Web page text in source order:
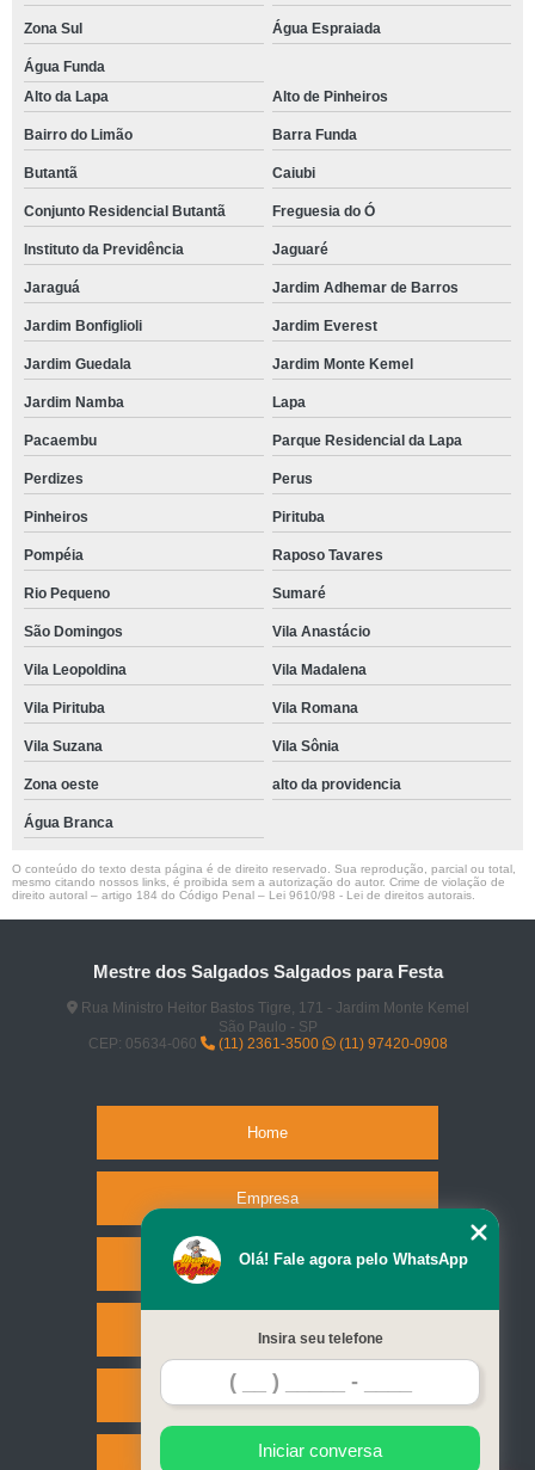
Zona Sul Água Espraiada
Água Funda
Alto da Lapa
Alto de Pinheiros
Bairro do Limão Barra Funda
Butantã Caiubi
Conjunto Residencial Butantã Freguesia do Ó
Instituto da Previdência Jaguaré
Jaraguá Jardim Adhemar de Barros
Jardim Bonfiglioli Jardim Everest
Jardim Guedala Jardim Monte Kemel
Jardim Namba Lapa
Pacaembu Parque Residencial da Lapa
Perdizes Perus
Pinheiros Pirituba
Pompéia Raposo Tavares
Rio Pequeno Sumaré
São Domingos Vila Anastácio
Vila Leopoldina Vila Madalena
Vila Pirituba Vila Romana
Vila Suzana Vila Sônia
Zona oeste alto da providencia
Água Branca
O conteúdo do texto desta página é de direito reservado. Sua reprodução, parcial ou total,
mesmo citando nossos links, é proibida sem a autorização do autor. Crime de violação de
direito autoral – artigo 184 do Código Penal – Lei 9610/98 - Lei de direitos autorais
Mestre dos Salgados Salgados para Festa
Rua Ministro Heitor Bastos Tigre, 171 - Jardim Monte Kemel
São Paulo - SP
CEP: 05634-060
(11) 2361-3500 (11) 97420-0908
Home
Empresa
Missão
Serviços
Contato
Mapa do site
Olá! Fale agora pelo WhatsApp
Insira seu telefone
Iniciar conversa